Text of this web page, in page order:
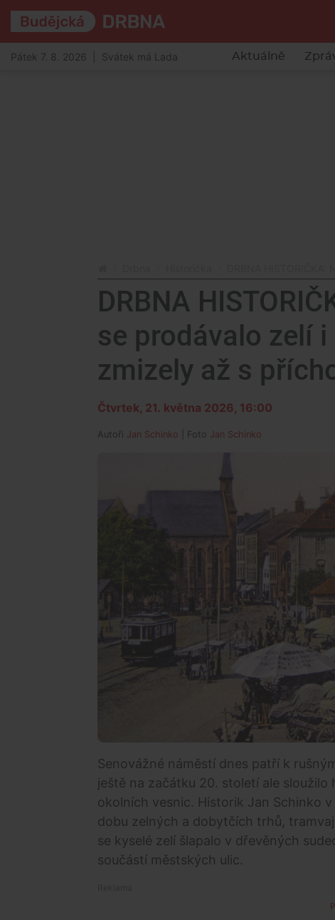
Pátek 7. 8. 2026 | Svátek má Lada Aktuálně
DRBNA
se prodávalo zelí
zmizely až s
Čtvrtek, 21. května 2026, 16:00
Autoři Jan Schinko | Foto Jan Schinko
Senovážné náměstí dnes patří k
ještě na začátku 20. století ale
okolních vesnic. Historik Jan Schinko
dobu zelných a dobytčích trhů,
se kyselé zelí šlapalo v dřevěných
součástí městských ulic.